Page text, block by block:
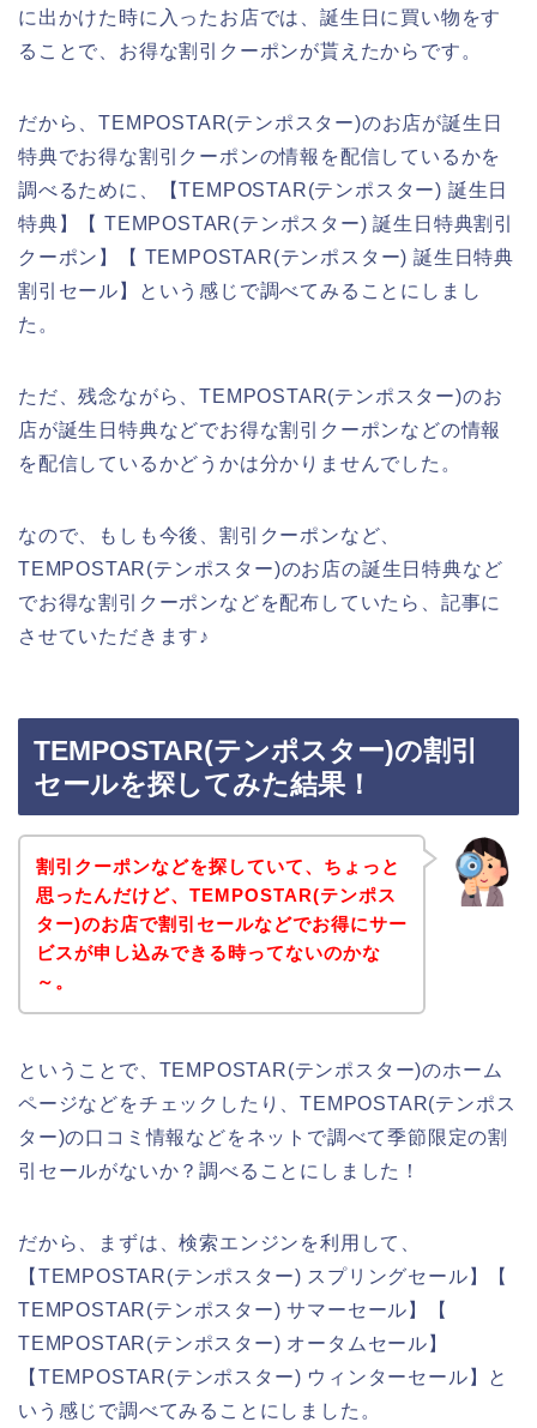
に出かけた時に入ったお店では、誕生日に買い物をす
ることで、お得な割引クーポンが貰えたからです。
だから、TEMPOSTAR(テンポスター)のお店が誕生日
特典でお得な割引クーポンの情報を配信しているかを
調べるために、【TEMPOSTAR(テンポスター) 誕生日
特典】【 TEMPOSTAR(テンポスター) 誕生日特典割引
クーポン】【 TEMPOSTAR(テンポスター) 誕生日特典
割引セール】という感じで調べてみることにしまし
た。
ただ、残念ながら、TEMPOSTAR(テンポスター)のお
店が誕生日特典などでお得な割引クーポンなどの情報
を配信しているかどうかは分かりませんでした。
なので、もしも今後、割引クーポンなど、
TEMPOSTAR(テンポスター)のお店の誕生日特典など
でお得な割引クーポンなどを配布していたら、記事に
させていただきます♪
TEMPOSTAR(テンポスター)の割引
セールを探してみた結果！
割引クーポンなどを探していて、ちょっと
思ったんだけど、TEMPOSTAR(テンポス
ター)のお店で割引セールなどでお得にサー
ビスが申し込みできる時ってないのかな
～。
ということで、TEMPOSTAR(テンポスター)のホーム
ページなどをチェックしたり、TEMPOSTAR(テンポス
ター)の口コミ情報などをネットで調べて季節限定の割
引セールがないか？調べることにしました！
だから、まずは、検索エンジンを利用して、
【TEMPOSTAR(テンポスター) スプリングセール】【
TEMPOSTAR(テンポスター) サマーセール】【
TEMPOSTAR(テンポスター) オータムセール】
【TEMPOSTAR(テンポスター) ウィンターセール】と
いう感じで調べてみることにしました。